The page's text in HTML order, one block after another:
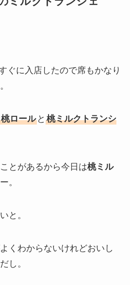
ぐに入店したので席もかなり
ロールと 桃ミルクトランシ
とがあるから今日は桃ミル
。
と。
くわからないけれどおいし
し。